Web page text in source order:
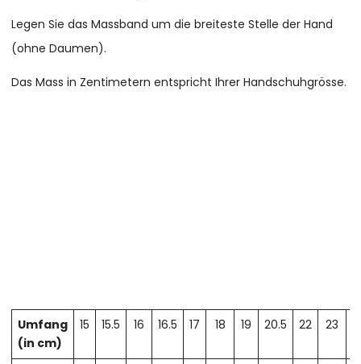
Legen Sie das Massband um die breiteste Stelle der Hand
(ohne Daumen).
Das Mass in Zentimetern entspricht Ihrer Handschuhgrösse.
Umfang
(in cm)
15 15.5 16 16.5 17 18 19 20.5 22 23